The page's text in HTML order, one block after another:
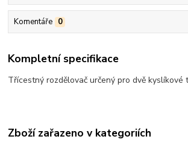
Komentáře 0
Kompletní specifikace
Třícestný rozdělovač určený pro dvě kyslíkové
Zboží zařazeno v kategoriích